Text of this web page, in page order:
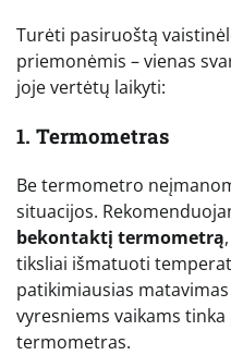
Turėti pasiruoštą
priemonėmis – vienas
joje vertėtų laikyti:
1. Termometras
Be termometro
situacijos.
bekontaktį termometrą
tiksliai išmatuoti
patikimiausias
vyresniems vaikams
termometras.